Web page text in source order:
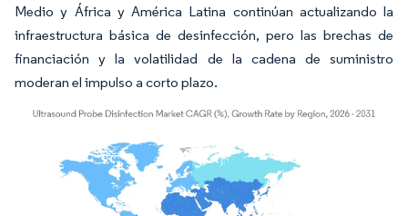
Medio y África y América Latina continúan actualizando la
infraestructura básica de desinfección, pero las brechas de
financiación y la volatilidad de la cadena de suministro
moderan el impulso a corto plazo.